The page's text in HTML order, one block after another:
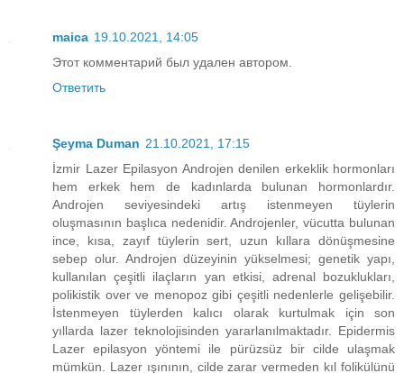
maica 19.10.2021, 14:05
Этот комментарий был удален автором.
Ответить
Şeyma Duman 21.10.2021, 17:15
İzmir Lazer Epilasyon Androjen denilen erkeklik hormonları
hem erkek hem de kadınlarda bulunan hormonlardır.
Androjen seviyesindeki artış istenmeyen tüylerin
oluşmasının başlıca nedenidir. Androjenler, vücutta bulunan
ince, kısa, zayıf tüylerin sert, uzun kıllara dönüşmesine
sebep olur. Androjen düzeyinin yükselmesi; genetik yapı,
kullanılan çeşitli ilaçların yan etkisi, adrenal bozuklukları,
polikistik over ve menopoz gibi çeşitli nedenlerle gelişebilir.
İstenmeyen tüylerden kalıcı olarak kurtulmak için son
yıllarda lazer teknolojisinden yararlanılmaktadır. Epidermis
Lazer epilasyon yöntemi ile pürüzsüz bir cilde ulaşmak
mümkün. Lazer ışınının, cilde zarar vermeden kıl folikülünü